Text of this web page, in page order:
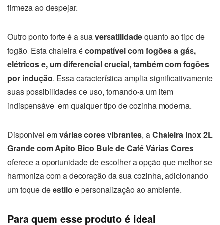
firmeza ao despejar.
Outro ponto forte é a suaversatilidadequanto ao tipo de
fogão. Esta chaleira écompatível com fogões a gás,
elétricos e, um diferencial crucial, também com fogões
por indução. Essa característica amplia significativamente
suas possibilidades de uso, tornando-a um item
indispensável em qualquer tipo de cozinha moderna.
Disponível emvárias cores vibrantes, aChaleira Inox 2L
Grande com Apito Bico Bule de Café Várias Cores
oferece a oportunidade de escolher a opção que melhor se
harmoniza com a decoração da sua cozinha, adicionando
um toque deestilo e personalização ao ambiente.
Para quem esse produto é ideal